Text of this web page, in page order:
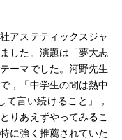
アステティックスジャ
した。演題は「夢大志
ーマでした。河野先生
，「中学生の間は熱中
言い続けること」，
りあえずやってみるこ
に強く推薦されていた